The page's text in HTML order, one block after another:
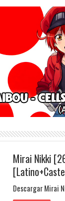
Mirai Nikki
Descargar Mirai